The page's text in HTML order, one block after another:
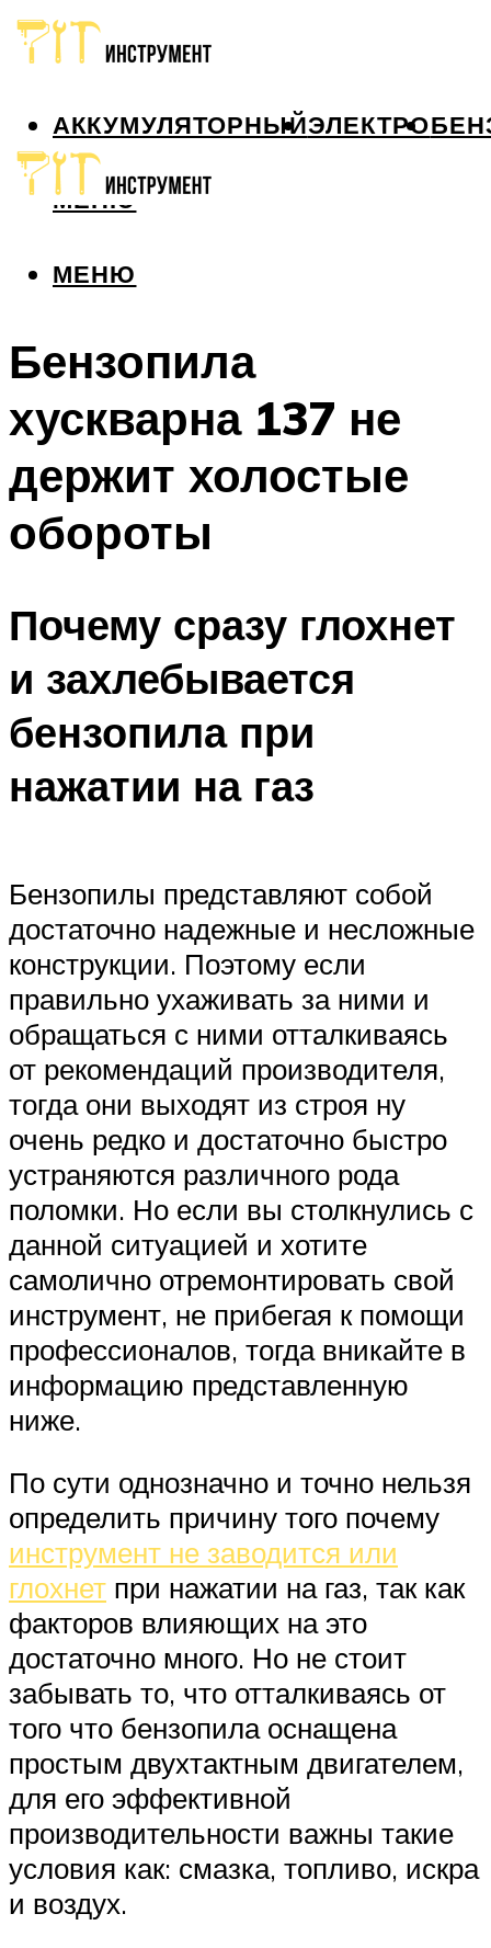
АККУМУЛЯТОРНЫЙЭЛЕКТРО
МЕНЮ
МЕНЮ
Бензопила
хускварна 137 не
держит холостые
обороты
Почему сразу глохнет
и захлебывается
бензопила при
нажатии на газ
Бензопилы представляют собой
достаточно надежные и несложные
конструкции. Поэтому если
правильно ухаживать за ними и
обращаться с ними отталкиваясь
от рекомендаций производителя,
тогда они выходят из строя ну
очень редко и достаточно быстро
устраняются различного рода
поломки. Но если вы столкнулись с
данной ситуацией и хотите
самолично отремонтировать свой
инструмент, не прибегая к помощи
профессионалов, тогда вникайте в
информацию представленную
ниже.
По сути однозначно и точно нельзя
определить причину того почему
инструмент не заводится или
глохнет при нажатии на газ, так как
факторов влияющих на это
достаточно много. Но не стоит
забывать то, что отталкиваясь от
того что бензопила оснащена
простым двухтактным двигателем,
для его эффективной
производительности важны такие
условия как: смазка, топливо, искра
и воздух.